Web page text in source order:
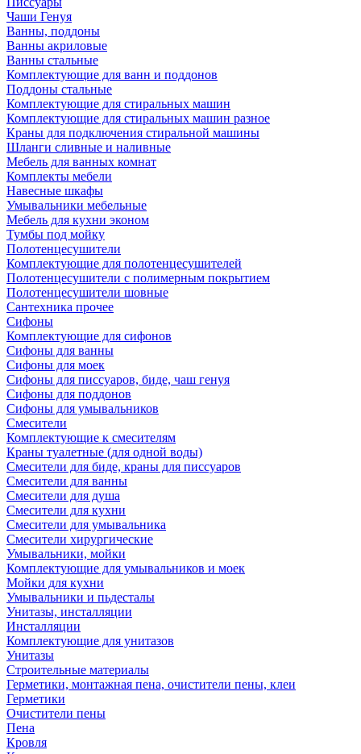
Чаши Генуя
Ванны, поддоны
Ванны акриловые
Ванны стальные
Комплектующие для ванн и поддонов
Поддоны стальные
Комплектующие для стиральных машин
Комплектующие для стиральных машин разное
Краны для подключения стиральной машины
Шланги сливные и наливные
Мебель для ванных комнат
Комплекты мебели
Навесные шкафы
Умывальники мебельные
Мебель для кухни эконом
Тумбы под мойку
Полотенцесушители
Комплектующие для полотенцесушителей
Полотенцесушители с полимерным покрытием
Полотенцесушители шовные
Сантехника прочее
Сифоны
Комплектующие для сифонов
Сифоны для ванны
Сифоны для моек
Сифоны для писсуаров, биде, чаш генуя
Сифоны для поддонов
Сифоны для умывальников
Смесители
Комплектующие к смесителям
Краны туалетные (для одной воды)
Смесители для биде, краны для писсуаров
Смесители для ванны
Смесители для душа
Смесители для кухни
Смесители для умывальника
Смесители хирургические
Умывальники, мойки
Комплектующие для умывальников и моек
Мойки для кухни
Умывальники и пьдесталы
Унитазы, инсталляции
Инсталляции
Комплектующие для унитазов
Унитазы
Строительные материалы
Герметики, монтажная пена, очистители пены, клеи
Герметики
Очистители пены
Пена
Кровля